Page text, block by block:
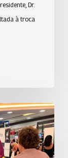
Dr.
à troca